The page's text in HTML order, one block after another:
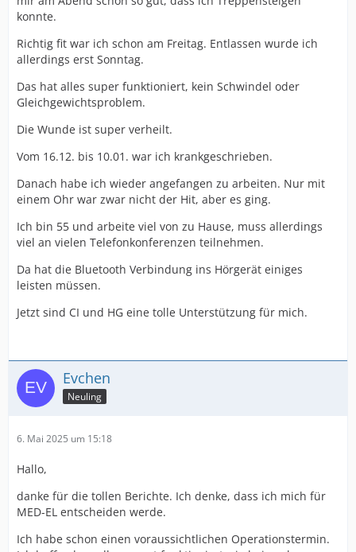
konnte.
Richtig fit war ich schon am Freitag. Entlassen wurde ich
allerdings erst Sonntag.
Das hat alles super funktioniert, kein Schwindel oder
Gleichgewichtsproblem.
Die Wunde ist super verheilt.
Vom 16.12. bis 10.01. war ich krankgeschrieben.
Danach habe ich wieder angefangen zu arbeiten. Nur mit
einem Ohr war zwar nicht der Hit, aber es ging.
Ich bin 55 und arbeite viel von zu Hause, muss allerdings
viel an vielen Telefonkonferenzen teilnehmen.
Da hat die Bluetooth Verbindung ins Hörgerät einiges
leisten müssen.
Jetzt sind CI und HG eine tolle Unterstützung für mich.
Evchen
Neuling
6. Mai 2025 um 15:18
Hallo,
danke für die tollen Berichte. Ich denke, dass ich mich für
MED-EL entscheiden werde.
Ich habe schon einen voraussichtlichen Operationstermin.